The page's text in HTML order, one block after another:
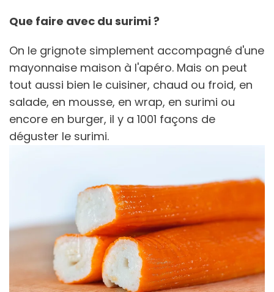
Que faire avec du surimi ?
On le grignote simplement accompagné d'une
mayonnaise maison à l'apéro. Mais on peut
tout aussi bien le cuisiner, chaud ou froid, en
salade, en mousse, en wrap, en surimi ou
encore en burger, il y a 1001 façons de
déguster le surimi.